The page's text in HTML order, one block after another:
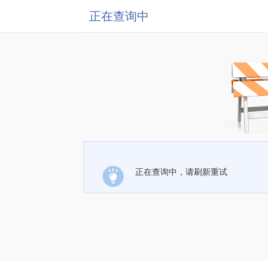
正在查询中
正在查询中，请刷新重试